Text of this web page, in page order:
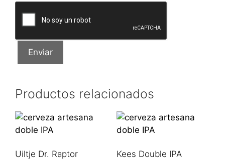
Productos relacionados
Uiltje Dr. Raptor Kees Double IPA